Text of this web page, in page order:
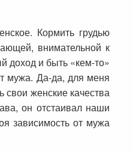
Кормить грудью
внимательной к
доход и быть «кем-то»
мужа. Да-да, для меня
женские качества
он отстаивал наши
зависимость от мужа